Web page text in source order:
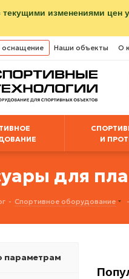
текущими изменениями
оснащение Наши объекты О
И
для
- Спортивное оборудование -
параметрам